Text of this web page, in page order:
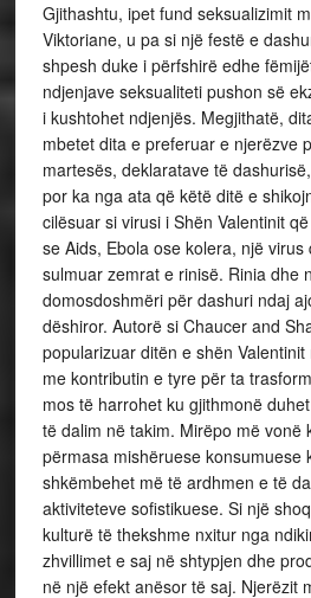
Gjithashtu, ipet fund seksualizimit
Viktoriane, u pa si një festë e
shpesh duke i përfshirë edhe
ndjenjave seksualiteti pushon së
i kushtohet ndjenjës. Megjithatë,
mbetet dita e preferuar e njerëzve
martesës, deklaratave të
por ka nga ata që këtë ditë e
cilësuar si virusi i Shën Valentinit
se Aids, Ebola ose kolera, një
sulmuar zemrat e rinisë. Rinia dhe
domosdoshmëri për dashuri ndaj
dëshiror. Autorë si Chaucer and
popularizuar ditën e shën
me kontributin e tyre për ta
mos të harrohet ku gjithmonë
të dalim në takim. Mirëpo më vonë
përmasa mishëruese konsumuese
shkëmbehet më të ardhmen e të
aktiviteteve sofistikuese. Si një
kulturë të thekshme nxitur nga
zhvillimet e saj në shtypjen dhe
në një efekt anësor të saj. Njerëzit